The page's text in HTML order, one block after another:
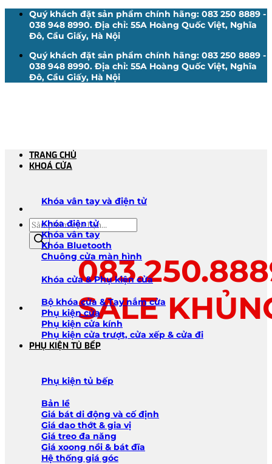
Quý khách đặt sản phẩm chính hãng: 083 250 8889 -
038 948 8990. Địa chỉ: 55A Hoàng Quốc Việt, Nghĩa
Đô, Cầu Giấy, Hà Nội
Quý khách đặt sản phẩm chính hãng: 083 250 8889 -
038 948 8990. Địa chỉ: 55A Hoàng Quốc Việt, Nghĩa
Đô, Cầu Giấy, Hà Nội
Tìm
kiếm
sản
phẩm
SALE
TRANG CHỦ
KHOÁ CỬA
Khóa vân tay và điện tử
Khóa điện tử
Khóa vân tay
Khóa Bluetooth
Chuông cửa màn hình
Khóa cửa & Phụ kiện cửa
Bộ khóa cửa & Tay nắm cửa
Phụ kiện cửa
Phụ kiện cửa kính
Phụ kiện cửa trượt, cửa xếp & cửa đi
PHỤ KIỆN TỦ BẾP
Phụ kiện tủ bếp
Bản lề
Giá bát di động và cố định
Giá dao thớt & gia vị
Giá treo đa năng
Giá xoong nồi & bát đĩa
Hệ thống giá góc